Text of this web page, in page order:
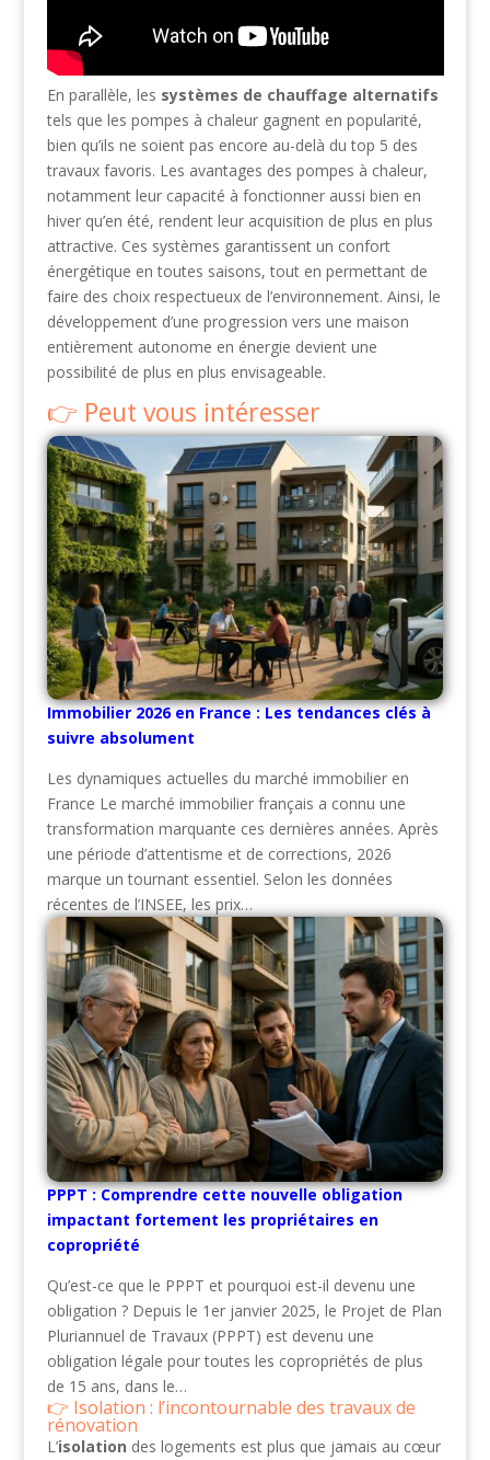
En parallèle, les systèmes de chauffage alternatifs
tels que les pompes à chaleur gagnent en popularité,
bien qu’ils ne soient pas encore au-delà du top 5 des
travaux favoris. Les avantages des pompes à chaleur,
notamment leur capacité à fonctionner aussi bien en
hiver qu’en été, rendent leur acquisition de plus en plus
attractive. Ces systèmes garantissent un confort
énergétique en toutes saisons, tout en permettant de
faire des choix respectueux de l’environnement. Ainsi, le
développement d’une progression vers une maison
entièrement autonome en énergie devient une
possibilité de plus en plus envisageable.
Peut vous intéresser
Immobilier 2026 en France : Les tendances clés à
suivre absolument
Les dynamiques actuelles du marché immobilier en
France Le marché immobilier français a connu une
transformation marquante ces dernières années. Après
une période d’attentisme et de corrections, 2026
marque un tournant essentiel. Selon les données
récentes de l’INSEE, les prix…
PPPT : Comprendre cette nouvelle obligation
impactant fortement les propriétaires en
copropriété
Qu’est-ce que le PPPT et pourquoi est-il devenu une
obligation ? Depuis le 1er janvier 2025, le Projet de Plan
Pluriannuel de Travaux (PPPT) est devenu une
obligation légale pour toutes les copropriétés de plus
de 15 ans, dans le…
Isolation : l’incontournable des travaux de
rénovation
L’isolation des logements est plus que jamais au cœur